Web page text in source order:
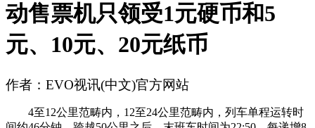
动售票机只领受1元硬币和5
元、10元、20元纸币
作者：EVO视讯(中文)官方网站
4至12公里范畴内，12至24公里范畴内，列车单程运转时